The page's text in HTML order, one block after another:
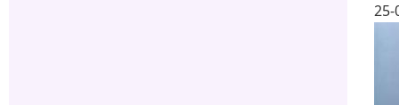
25-